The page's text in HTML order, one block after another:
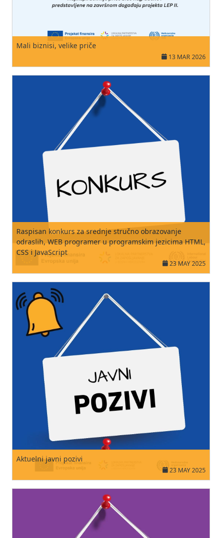
Mali biznisi, velike priče
13 MAR 2026
Raspisan konkurs za srednje stručno obrazovanje
odraslih, WEB programer u programskim jezicima HTML,
CSS i JavaScript
23 MAY 2025
Aktuelni javni pozivi
23 MAY 2025